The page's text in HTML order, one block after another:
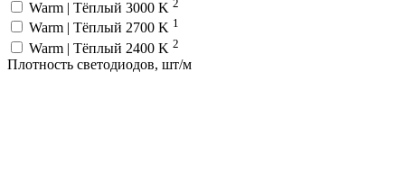
Warm | Тёплый 3000 K 2
Warm | Тёплый 2700 K 1
Warm | Тёплый 2400 K 2
Плотность светодиодов, шт/м